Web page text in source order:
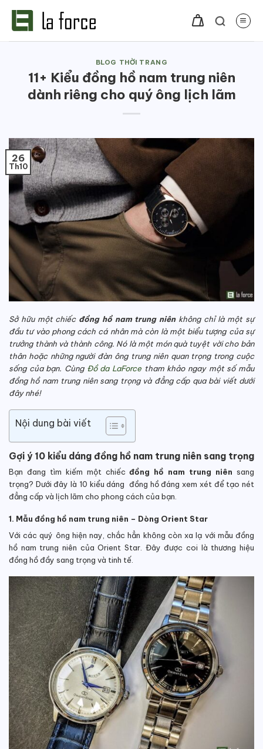
BLOG THỜI TRANG
11+ Kiểu đồng hồ nam trung niên
dành riêng cho quý ông lịch lãm
26
Th10
Sở hữu một chiếcđồng hồ nam trung niênkhông chỉ là một sự
đầu tư vào phong cách cá nhân mà còn là một biểu tượng của sự
trưởng thành và thành công. Nó là một món quà tuyệt vời cho bản
thân hoặc những người đàn ông trung niên quan trọng trong cuộc
sống của bạn. Cùng Đồ da LaForce tham khảo ngay một số mẫu
đồng hồ nam trung niên sang trọng và đẳng cấp qua bài viết dưới
đây nhé!
Nội dung bài viết
Gợi ý 10 kiểu dáng đồng hồ nam trung niên sang trọng
Bạn đang tìm kiếm một chiếcđồng hồ nam trung niên sang
trọng? Dưới đây là 10 kiểu dáng đồng hồ đáng xem xét để tạo nét
đẳng cấp và lịch lãm cho phong cách của bạn.
1. Mẫu đồng hồ nam trung niên – Dòng Orient Star
Với các quý ông hiện nay, chắc hẳn không còn xa lạ với mẫu đồng
hồ nam trung niên của Orient Star. Đây được coi là thương hiệu
đồng hồ đầy sang trọng và tinh tế.